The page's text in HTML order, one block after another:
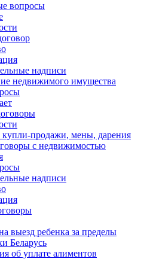
вопросы
надписи
недвижимого имущества
продажи, мены, дарения
с недвижимостью
надписи
выезд ребенка за пределы
Беларусь
об уплате алиментов